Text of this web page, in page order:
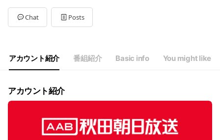
Chat Posts
アカウント紹介 番組紹介 Basic info You might like
アカウント紹介